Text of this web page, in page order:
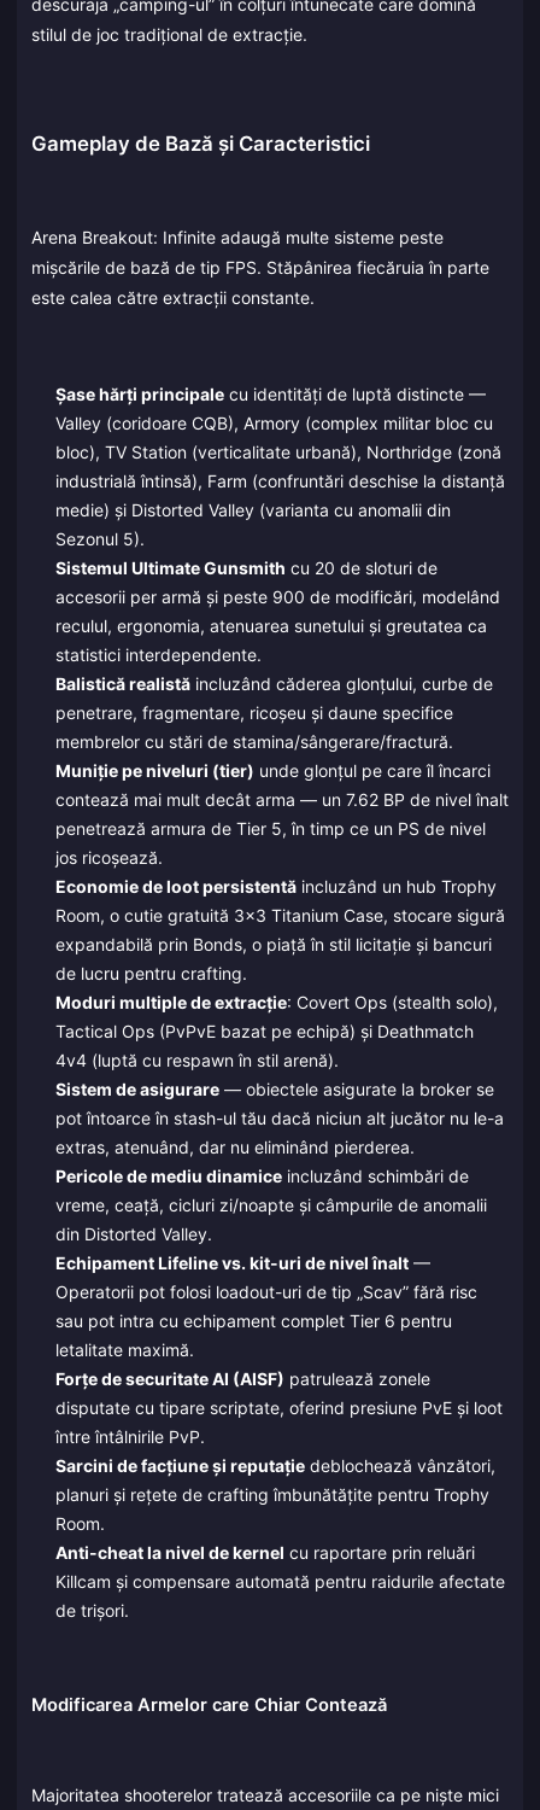
stilul de joc tradițional de extracție.
Gameplay de Bază și Caracteristici
Arena Breakout: Infinite adaugă multe sisteme peste
mișcările de bază de tip FPS. Stăpânirea fiecăruia în parte
este calea către extracții constante.
Șase hărți principalecu identități de luptă distincte —
Valley (coridoare CQB), Armory (complex militar bloc cu
bloc), TV Station (verticalitate urbană), Northridge (zonă
industrială întinsă), Farm (confruntări deschise la distanță
medie) și Distorted Valley (varianta cu anomalii din
Sezonul 5).
Sistemul Ultimate Gunsmith cu 20 de sloturi de
accesorii per armă și peste 900 de modificări, modelând
reculul, ergonomia, atenuarea sunetului și greutatea ca
statistici interdependente.
Balistică realistăincluzând căderea glonțului, curbe de
penetrare, fragmentare, ricoșeu și daune specifice
membrelor cu stări de stamina/sângerare/fractură.
Muniție pe niveluri (tier) unde glonțul pe care îl încarci
contează mai mult decât arma — un 7.62 BP de nivel înalt
penetrează armura de Tier 5, în timp ce un PS de nivel
jos ricoșează.
Economie de loot persistentăincluzând un hub Trophy
Room, o cutie gratuită 3x3 Titanium Case, stocare sigură
expandabilă prin Bonds, o piață în stil licitație și bancuri
de lucru pentru crafting.
Moduri multiple de extracție: Covert Ops (stealth solo),
Tactical Ops (PvPvE bazat pe echipă) și Deathmatch
4v4 (luptă cu respawn în stil arenă).
Sistem de asigurare— obiectele asigurate la broker se
pot întoarce în stash-ul tău dacă niciun alt jucător nu le-a
extras, atenuând, dar nu eliminând pierderea.
Pericole de mediu dinamiceincluzând schimbări de
vreme, ceață, cicluri zi/noapte și câmpurile de anomalii
din Distorted Valley.
Echipament Lifeline vs. kit-uri de nivel înalt—
Operatorii pot folosi loadout-uri de tip „Scav” fără risc
sau pot intra cu echipament complet Tier 6 pentru
letalitate maximă.
Forțe de securitate AI (AISF) patrulează zonele
disputate cu tipare scriptate, oferind presiune PvE și loot
între întâlnirile PvP.
Sarcini de facțiune și reputațiedeblochează vânzători,
planuri și rețete de crafting îmbunătățite pentru Trophy
Room.
Anti-cheat la nivel de kernel cu raportare prin reluări
Killcam și compensare automată pentru raidurile afectate
de trișori.
Modificarea Armelor care Chiar Contează
Majoritatea shooterelor tratează accesoriile ca pe niște mici